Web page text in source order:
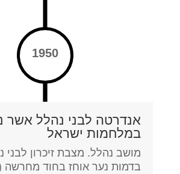
1950
אנדרטה לבני נהלל אשר
במלחמות ישראל
מושב נהלל. מצבת זיכרון לבני
בדמות נער אוחז בחוד מחרשה